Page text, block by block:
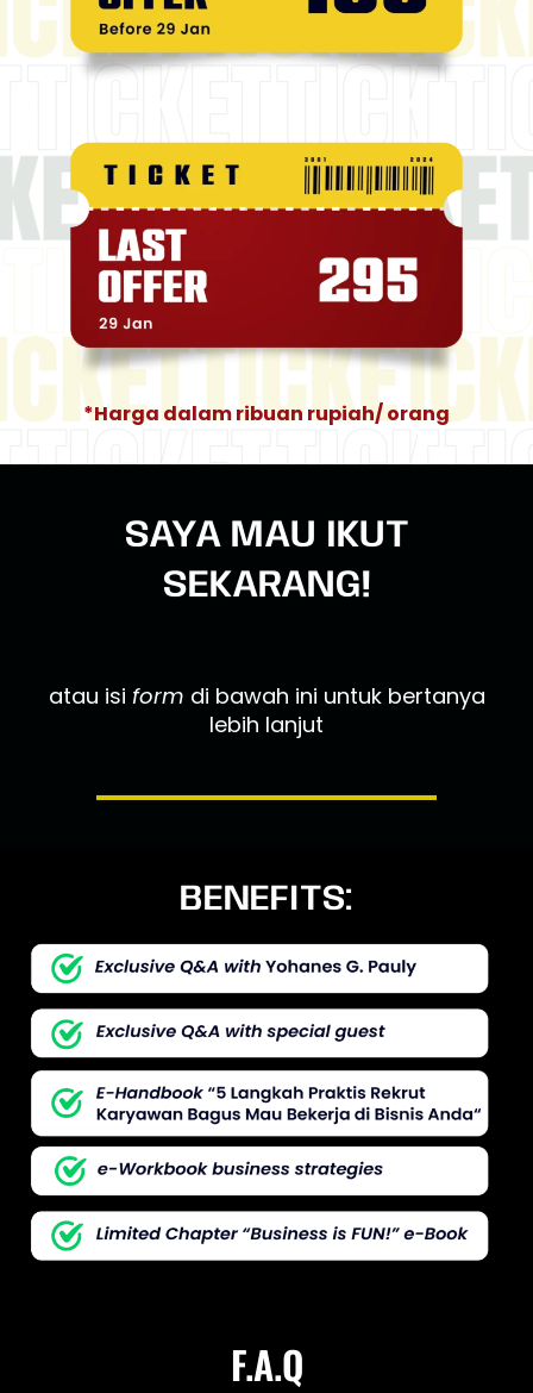
*Harga dalam ribuan rupiah/ orang
SAYA MAU IKUT
SEKARANG!
atau isi form di bawah ini untuk bertanya
lebih lanjut
BENEFITS:
F.A.Q